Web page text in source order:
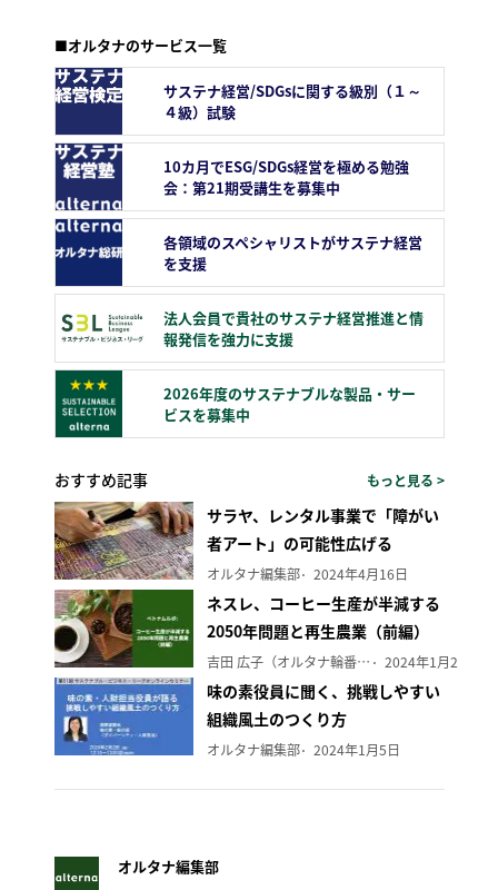
■オルタナのサービス一覧
サステナ経営/SDGsに関する級別（１～
４級）試験
10カ月でESG/SDGs経営を極める勉強
会：第21期受講生を募集中
各領域のスペシャリストがサステナ経営
を支援
法人会員で貴社のサステナ経営推進と情
報発信を強力に支援
2026年度のサステナブルな製品・サー
ビスを募集中
おすすめ記事 もっと見る >
サラヤ、レンタル事業で「障がい
者アート」の可能性広げる
オルタナ編集部 2024年4月16日
ネスレ、コーヒー生産が半減する
2050年問題と再生農業（前編）
吉田 広子（オルタナ輪番編集長） 2024年1月29日
味の素役員に聞く、挑戦しやすい
組織風土のつくり方
オルタナ編集部 2024年1月5日
オルタナ編集部